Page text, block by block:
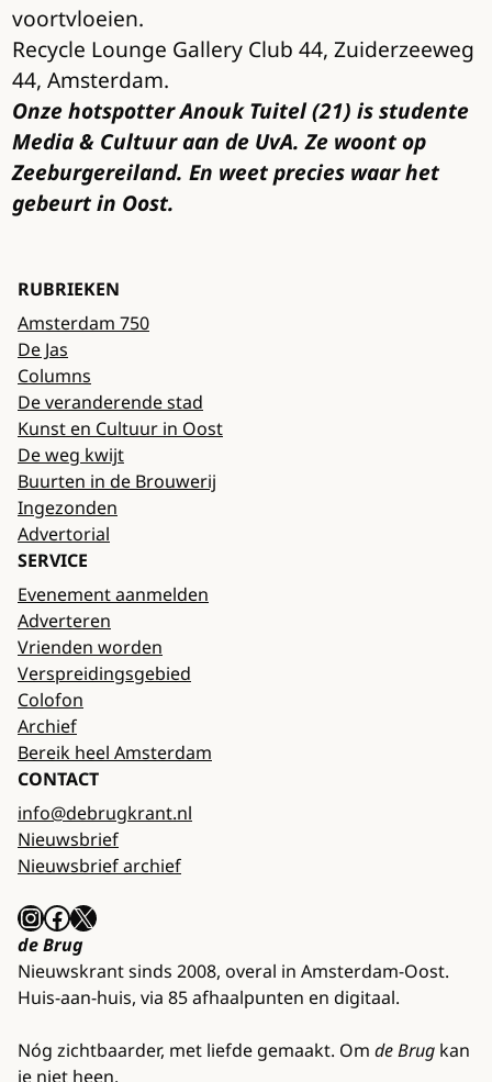
voortvloeien.
Recycle Lounge Gallery Club 44, Zuiderzeeweg
44, Amsterdam.
Onze hotspotter Anouk Tuitel (21) is studente
Media & Cultuur aan de UvA. Ze woont op
Zeeburgereiland. En weet precies waar het
gebeurt in Oost.
RUBRIEKEN
Amsterdam 750
De Jas
Columns
De veranderende stad
Kunst en Cultuur in Oost
De weg kwijt
Buurten in de Brouwerij
Ingezonden
Advertorial
SERVICE
Evenement aanmelden
Adverteren
Vrienden worden
Verspreidingsgebied
Colofon
Archief
Bereik heel Amsterdam
CONTACT
info@debrugkrant.nl
Nieuwsbrief
Nieuwsbrief archief
InstagramFacebook X
de Brug
Nieuwskrant sinds 2008, overal in Amsterdam-Oost.
Huis-aan-huis, via 85 afhaalpunten en digitaal.
Nóg zichtbaarder, met liefde gemaakt. Om de Brug kan
je niet heen.